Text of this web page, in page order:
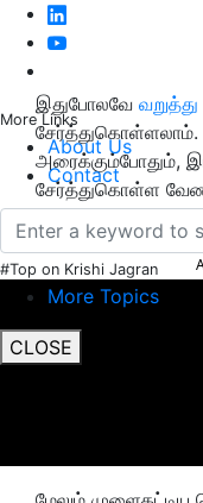
More Links
About Us
Contact
#Top on Krishi Jagran
More Topics
CLOSE
இதுபோலவே
அரைக்கும்போதும்,
சேர்த்துகொள்ள
பூ போல் வரும்.